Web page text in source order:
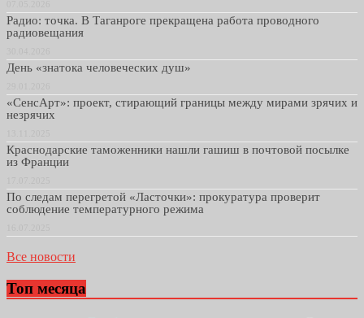
Радио: точка. В Таганроге прекращена работа проводного
радиовещания
День «знатока человеческих душ»
«СенсАрт»: проект, стирающий границы между мирами зрячих и
незрячих
Краснодарские таможенники нашли гашиш в почтовой посылке
из Франции
По следам перегретой «Ласточки»: прокуратура проверит
соблюдение температурного режима
Все новости
Топ месяца